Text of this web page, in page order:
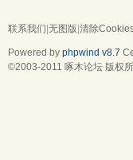
联系我们 无图版 清除
Powered by phpwind v8.7
©2003-2011 啄木论坛 版权